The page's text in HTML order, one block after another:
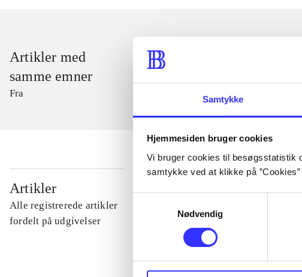
Samtykke
Hjemmesiden bruger cookies
Vi bruger cookies til besøgsstatistik
samtykke ved at klikke på
Nødvendig
Artikler med
samme emner
Fra
Artikler
Alle registrerede artikler
fordelt på udgivelser
...